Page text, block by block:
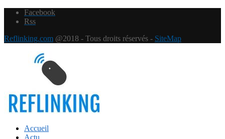
Facebook
Rss
Reflinking.com @2018 - Tous droits réservés - SiteMap
Accueil
Actu